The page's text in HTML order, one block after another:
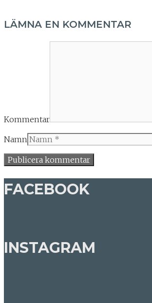
LÄMNA EN KOMMENTAR
Kommentar
Namn
FACEBOOK
INSTAGRAM